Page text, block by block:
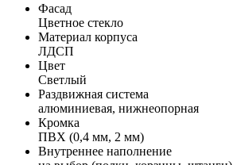
Фасад
Цветное стекло
Материал корпуса
ЛДСП
Цвет
Светлый
Раздвижная система
алюминиевая, нижнеопорная
Кромка
ПВХ (0,4 мм, 2 мм)
Внутреннее наполнение